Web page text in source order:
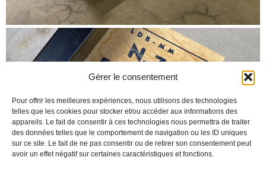
Gérer le consentement
Pour offrir les meilleures expériences, nous utilisons des technologies
telles que les cookies pour stocker et/ou accéder aux informations des
appareils. Le fait de consentir à ces technologies nous permettra de traiter
des données telles que le comportement de navigation ou les ID uniques
sur ce site. Le fait de ne pas consentir ou de retirer son consentement peut
avoir un effet négatif sur certaines caractéristiques et fonctions.